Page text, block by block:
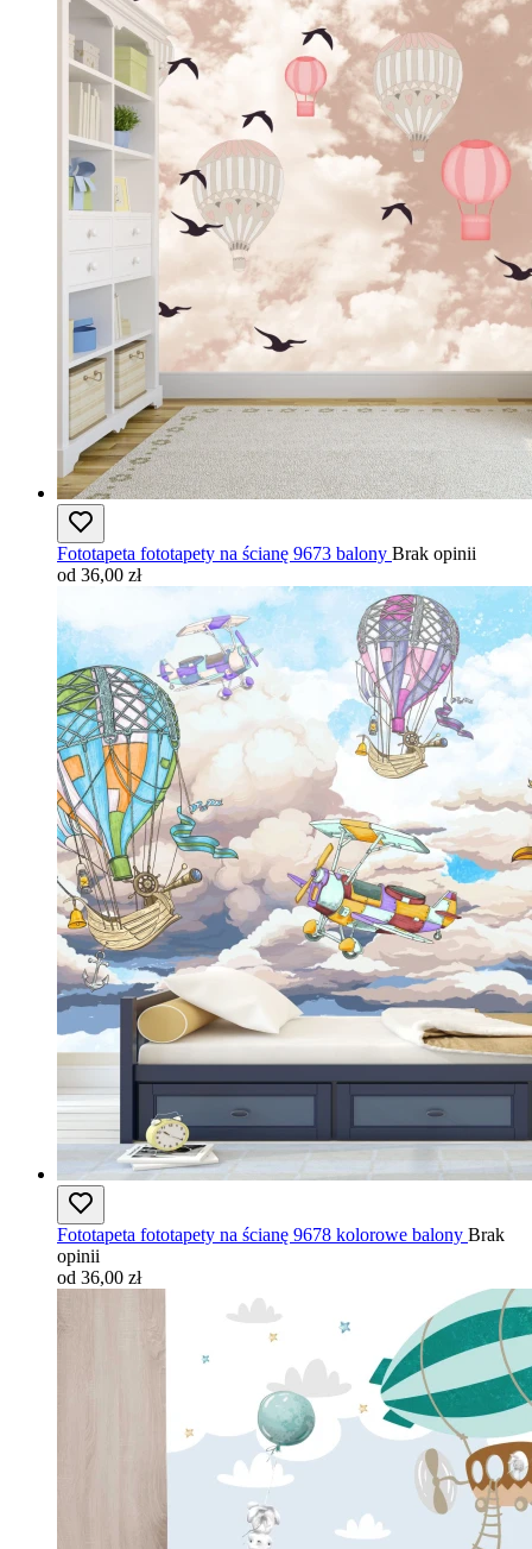
Fototapeta fototapety na ścianę 9673 balony Brak opinii
od 36,00 zł
Fototapeta fototapety na ścianę 9678 kolorowe balony Brak
opinii
od 36,00 zł